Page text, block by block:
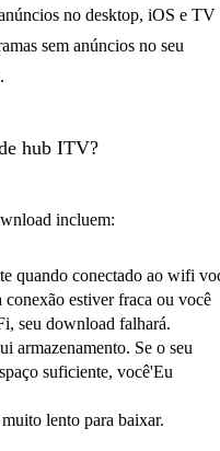
no desktop, iOS e TV
sem anúncios no seu
hub ITV?
incluem:
quando conectado ao wifi
conexão estiver fraca ou você
seu download falhará.
armazenamento. Se o seu
suficiente, você'Eu
lento para baixar.